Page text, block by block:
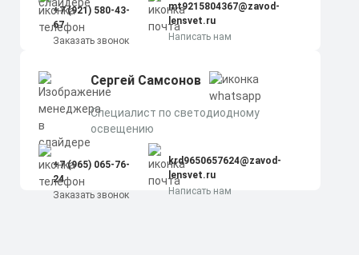
+7 (921) 580-43-
67
Заказать звонок
mt9215804367@zavod-
lensvet.ru
Написать нам
Сергей Самсонов
Cпециалист по светодиодному
освещению
+7 (965) 065-76-
24
Заказать звонок
krd9650657624@zavod-
lensvet.ru
Написать нам